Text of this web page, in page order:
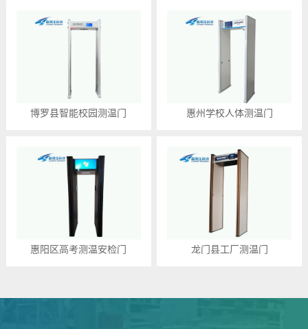
博罗县智能校园测温门 惠州学校人体测温门
惠阳区高考测温安检门 龙门县工厂测温门